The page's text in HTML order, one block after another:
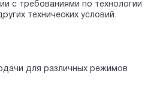
с требованиями по технологии
технических условий.
для различных режимов